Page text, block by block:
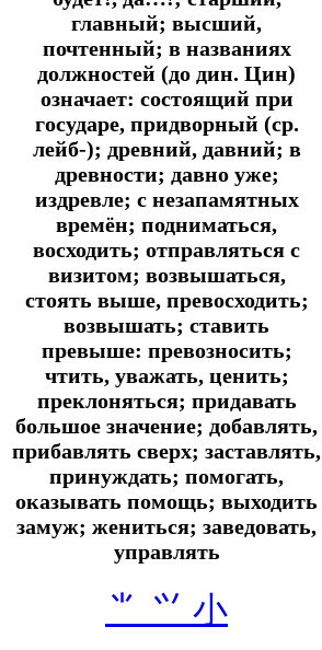
главный; высший,
почтенный; в названиях
должностей (до дин. Цин)
означает: состоящий при
государе, придворный (ср.
лейб-); древний, давний; в
древности; давно уже;
издревле; с незапамятных
времён; подниматься,
восходить; отправляться с
визитом; возвышаться,
стоять выше, превосходить;
возвышать; ставить
превыше: превозносить;
чтить, уважать, ценить;
преклоняться; придавать
большое значение; добавлять,
прибавлять сверх; заставлять,
принуждать; помогать,
оказывать помощь; выходить
замуж; жениться; заведовать,
управлять
⺌ ⺍ 小